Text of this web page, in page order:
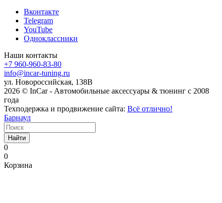
Вконтакте
Telegram
YouTube
Одноклассники
Наши контакты
+7 960-960-83-80
info@incar-tuning.ru
ул. Новороссийская, 138В
2026 © InCar - Автомобильные аксессуары & тюнинг с 2008
года
Техподержка и продвижение сайта: Всё отлично!
Барнаул
Найти
0
0
Корзина